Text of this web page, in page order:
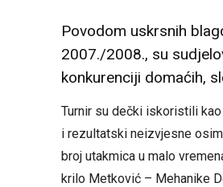
Povodom uskrsnih
2007./2008., su
konkurenciji domaćih,
Turnir su dečki iskoristili
i rezultatski neizvjesne
broj utakmica u malo
krilo Metković – Mehanike